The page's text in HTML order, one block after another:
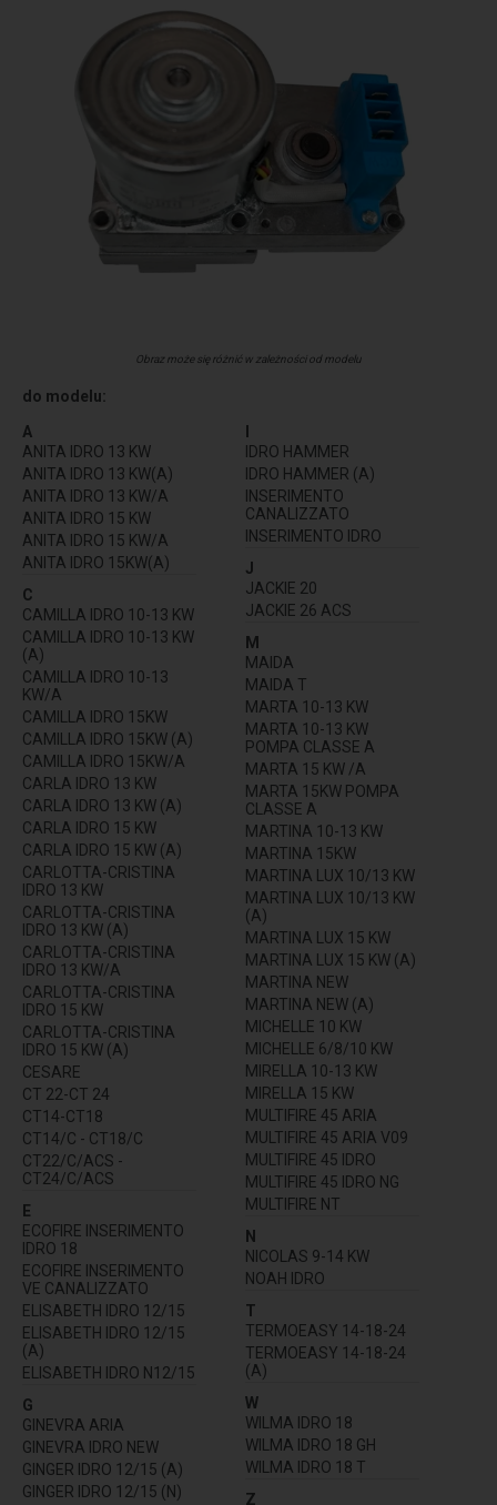
Obraz może się różnić w zależności od modelu
do modelu:
A
ANITA IDRO 13 KW
ANITA IDRO 13 KW(A)
ANITA IDRO 13 KW/A
ANITA IDRO 15 KW
ANITA IDRO 15 KW/A
ANITA IDRO 15KW(A)
C
CAMILLA IDRO 10-13 KW
CAMILLA IDRO 10-13 KW
(A)
CAMILLA IDRO 10-13
KW/A
CAMILLA IDRO 15KW
CAMILLA IDRO 15KW (A)
CAMILLA IDRO 15KW/A
CARLA IDRO 13 KW
CARLA IDRO 13 KW (A)
CARLA IDRO 15 KW
CARLA IDRO 15 KW (A)
CARLOTTA-CRISTINA
IDRO 13 KW
CARLOTTA-CRISTINA
IDRO 13 KW (A)
CARLOTTA-CRISTINA
IDRO 13 KW/A
CARLOTTA-CRISTINA
IDRO 15 KW
CARLOTTA-CRISTINA
IDRO 15 KW (A)
CESARE
CT 22-CT 24
CT14-CT18
CT14/C - CT18/C
CT22/C/ACS -
CT24/C/ACS
E
ECOFIRE INSERIMENTO
IDRO 18
ECOFIRE INSERIMENTO
VE CANALIZZATO
ELISABETH IDRO 12/15
ELISABETH IDRO 12/15
(A)
ELISABETH IDRO N12/15
G
GINEVRA ARIA
GINEVRA IDRO NEW
GINGER IDRO 12/15 (A)
GINGER IDRO 12/15 (N)
IDRO HAMMER
IDRO HAMMER (A)
INSERIMENTO
CANALIZZATO
INSERIMENTO IDRO
J
JACKIE 20
JACKIE 26 ACS
M
MAIDA
MAIDA T
MARTA 10-13 KW
MARTA 10-13 KW
POMPA CLASSE A
MARTA 15 KW /A
MARTA 15KW POMPA
CLASSE A
MARTINA 10-13 KW
MARTINA 15KW
MARTINA LUX 10/13 KW
MARTINA LUX 10/13 KW
(A)
MARTINA LUX 15 KW
MARTINA LUX 15 KW (A)
MARTINA NEW
MARTINA NEW (A)
MICHELLE 10 KW
MICHELLE 6/8/10 KW
MIRELLA 10-13 KW
MIRELLA 15 KW
MULTIFIRE 45 ARIA
MULTIFIRE 45 ARIA V09
MULTIFIRE 45 IDRO
MULTIFIRE 45 IDRO NG
MULTIFIRE NT
N
NICOLAS 9-14 KW
NOAH IDRO
T
TERMOEASY 14-18-24
TERMOEASY 14-18-24
(A)
W
WILMA IDRO 18
WILMA IDRO 18 GH
WILMA IDRO 18 T
Z